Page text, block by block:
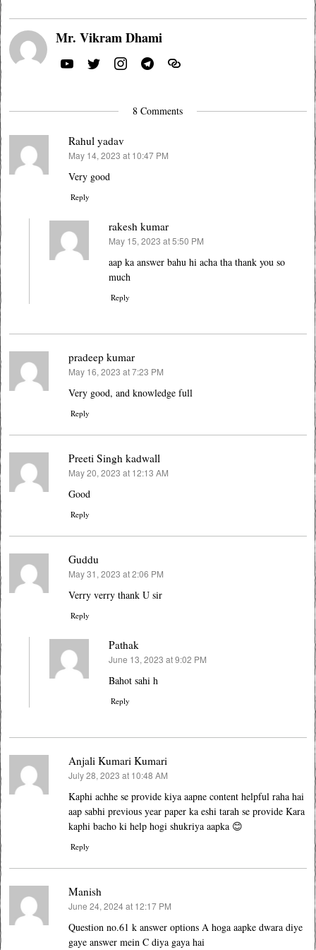
Mr. Vikram Dhami
8 Comments
Rahul yadav
says:
May 14, 2023 at 10:47 PM
Very good
Reply
rakesh kumar
says:
May 15, 2023 at 5:50 PM
aap ka answer bahu hi acha tha thank you so
much
Reply
pradeep kumar
says:
May 16, 2023 at 7:23 PM
Very good, and knowledge full
Reply
Preeti Singh kadwall
says:
May 20, 2023 at 12:13 AM
Good
Reply
Guddu
says:
May 31, 2023 at 2:06 PM
Verry verry thank U sir
Reply
Pathak
says:
June 13, 2023 at 9:02 PM
Bahot sahi h
Reply
Anjali Kumari Kumari
says:
July 28, 2023 at 10:48 AM
Kaphi achhe se provide kiya aapne content helpful raha hai
aap sabhi previous year paper ka eshi tarah se provide Kara
kaphi bacho ki help hogi shukriya aapka 😊
Reply
Manish
says:
June 24, 2024 at 12:17 PM
Question no.61 k answer options A hoga aapke dwara diye
gaye answer mein C diya gaya hai